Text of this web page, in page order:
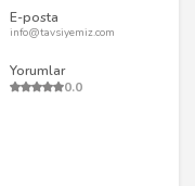
E-posta
info@tavsiyemiz.com
Yorumlar
0.0